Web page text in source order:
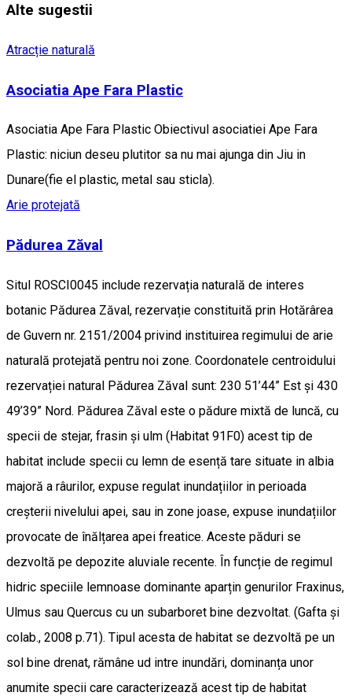
Alte sugestii
Atracție naturală
Asociatia Ape Fara Plastic
Asociatia Ape Fara Plastic Obiectivul asociatiei Ape Fara
Plastic: niciun deseu plutitor sa nu mai ajunga din Jiu in
Dunare(fie el plastic, metal sau sticla).
Arie protejată
Pădurea Zăval
Situl ROSCI0045 include rezervația naturală de interes
botanic Pădurea Zăval, rezervație constituită prin Hotărârea
de Guvern nr. 2151/2004 privind instituirea regimului de arie
naturală protejată pentru noi zone. Coordonatele centroidului
rezervației natural Pădurea Zăval sunt: 230 51’44” Est și 430
49’39” Nord. Pădurea Zăval este o pădure mixtă de luncă, cu
specii de stejar, frasin și ulm (Habitat 91F0) acest tip de
habitat include specii cu lemn de esență tare situate in albia
majoră a râurilor, expuse regulat inundațiilor in perioada
creșterii nivelului apei, sau in zone joase, expuse inundațiilor
provocate de înălțarea apei freatice. Aceste păduri se
dezvoltă pe depozite aluviale recente. În funcție de regimul
hidric speciile lemnoase dominante aparțin genurilor Fraxinus,
Ulmus sau Quercus cu un subarboret bine dezvoltat. (Gafta și
colab., 2008 p.71). Tipul acesta de habitat se dezvoltă pe un
sol bine drenat, rămâne ud intre inundări, dominanța unor
anumite specii care caracterizează acest tip de habitat